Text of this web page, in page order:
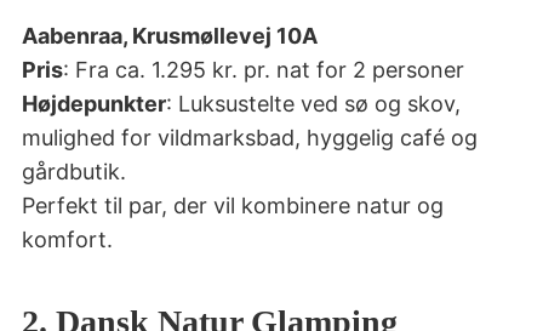
Aabenraa, Krusmøllevej 10A
Pris: Fra ca. 1.295 kr. pr. nat for 2 personer
Højdepunkter: Luksustelte ved sø og skov,
mulighed for vildmarksbad, hyggelig café og
gårdbutik.
Perfekt til par, der vil kombinere natur og
komfort.
2. Dansk Natur Glamping